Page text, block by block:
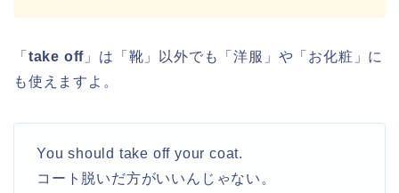
「 take off 」は「靴」以外でも「洋服」や「お化粧」に
も使えますよ。
You should take off your coat.
コート脱いだ方がいいんじゃない。